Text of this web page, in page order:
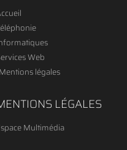
Web
Mentions légales
LÉGALES
Multimédia